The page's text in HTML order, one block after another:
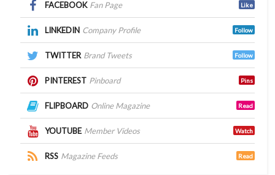
FACEBOOK Fan Page Like
LINKEDIN Company Profile Follow
TWITTER Brand Tweets Follow
PINTEREST Pinboard Pins
FLIPBOARD Online Magazine Read
YOUTUBE Member Videos Watch
RSS Magazine Feeds Read